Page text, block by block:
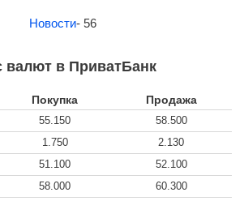
Новости- 56
валют в ПриватБанк
Покупка Продажа
55.150
58.500
1.750
2.130
51.100
52.100
58.000
60.300